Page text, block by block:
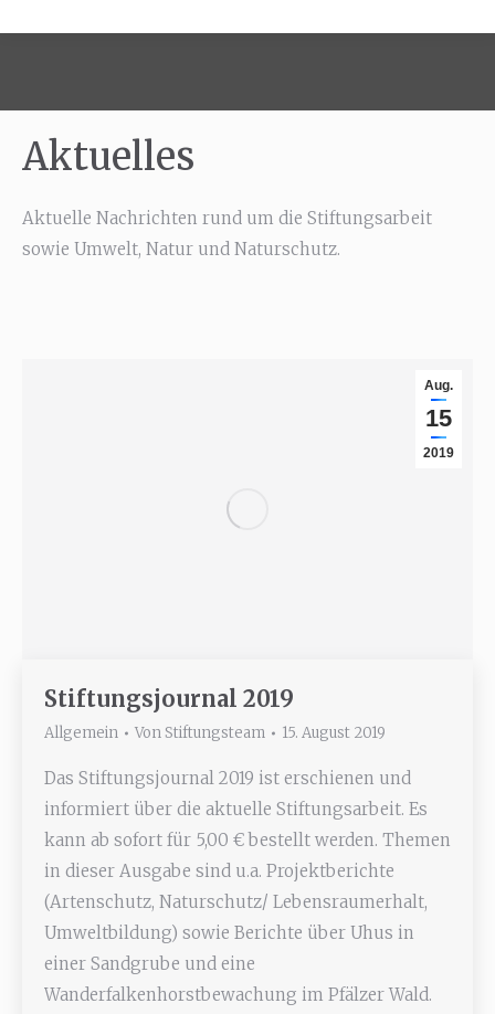
Aktuelles
Aktuelle Nachrichten rund um die Stiftungsarbeit
sowie Umwelt, Natur und Naturschutz.
Aug.
15
2019
Stiftungsjournal 2019
Allgemein Von Stiftungsteam 15. August 2019
Das Stiftungsjournal 2019 ist erschienen und
informiert über die aktuelle Stiftungsarbeit. Es
kann ab sofort für 5,00 € bestellt werden. Themen
in dieser Ausgabe sind u.a. Projektberichte
(Artenschutz, Naturschutz/ Lebensraumerhalt,
Umweltbildung) sowie Berichte über Uhus in
einer Sandgrube und eine
Wanderfalkenhorstbewachung im Pfälzer Wald.